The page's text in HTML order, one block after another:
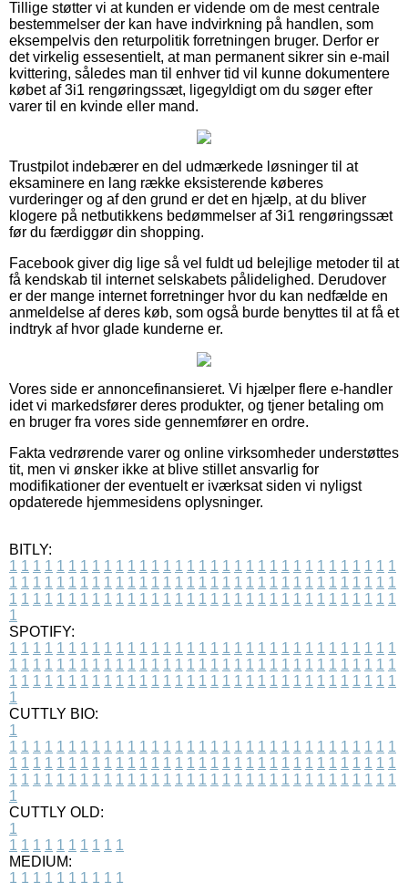
Tillige støtter vi at kunden er vidende om de mest centrale
bestemmelser der kan have indvirkning på handlen, som
eksempelvis den returpolitik forretningen bruger. Derfor er
det virkelig essesentielt, at man permanent sikrer sin e-mail
kvittering, således man til enhver tid vil kunne dokumentere
købet af 3i1 rengøringssæt, ligegyldigt om du søger efter
varer til en kvinde eller mand.
Trustpilot indebærer en del udmærkede løsninger til at
eksaminere en lang række eksisterende køberes
vurderinger og af den grund er det en hjælp, at du bliver
klogere på netbutikkens bedømmelser af 3i1 rengøringssæt
før du færdiggør din shopping.
Facebook giver dig lige så vel fuldt ud belejlige metoder til at
få kendskab til internet selskabets pålidelighed. Derudover
er der mange internet forretninger hvor du kan nedfælde en
anmeldelse af deres køb, som også burde benyttes til at få et
indtryk af hvor glade kunderne er.
Vores side er annoncefinansieret. Vi hjælper flere e-handler
idet vi markedsfører deres produkter, og tjener betaling om
en bruger fra vores side gennemfører en ordre.
Fakta vedrørende varer og online virksomheder understøttes
tit, men vi ønsker ikke at blive stillet ansvarlig for
modifikationer der eventuelt er iværksat siden vi nyligst
opdaterede hjemmesidens oplysninger.
BITLY:
1 1 1 1 1 1 1 1 1 1 1 1 1 1 1 1 1 1 1 1 1 1 1 1 1 1 1 1 1 1 1 1 1
1 1 1 1 1 1 1 1 1 1 1 1 1 1 1 1 1 1 1 1 1 1 1 1 1 1 1 1 1 1 1 1 1
1 1 1 1 1 1 1 1 1 1 1 1 1 1 1 1 1 1 1 1 1 1 1 1 1 1 1 1 1 1 1 1 1
1
SPOTIFY:
1 1 1 1 1 1 1 1 1 1 1 1 1 1 1 1 1 1 1 1 1 1 1 1 1 1 1 1 1 1 1 1 1
1 1 1 1 1 1 1 1 1 1 1 1 1 1 1 1 1 1 1 1 1 1 1 1 1 1 1 1 1 1 1 1 1
1 1 1 1 1 1 1 1 1 1 1 1 1 1 1 1 1 1 1 1 1 1 1 1 1 1 1 1 1 1 1 1 1
1
CUTTLY BIO:
1
1 1 1 1 1 1 1 1 1 1 1 1 1 1 1 1 1 1 1 1 1 1 1 1 1 1 1 1 1 1 1 1 1
1 1 1 1 1 1 1 1 1 1 1 1 1 1 1 1 1 1 1 1 1 1 1 1 1 1 1 1 1 1 1 1 1
1 1 1 1 1 1 1 1 1 1 1 1 1 1 1 1 1 1 1 1 1 1 1 1 1 1 1 1 1 1 1 1 1
1
CUTTLY OLD:
1
1 1 1 1 1 1 1 1 1 1
MEDIUM:
1 1 1 1 1 1 1 1 1 1